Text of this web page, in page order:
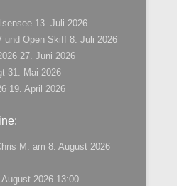
13. Juli 2026
und Open Skiff 8. Juli 2026
27. Juni 2026
31. Mai 2026
19. April 2026
M.
am 8. August 2026
2026 13:00